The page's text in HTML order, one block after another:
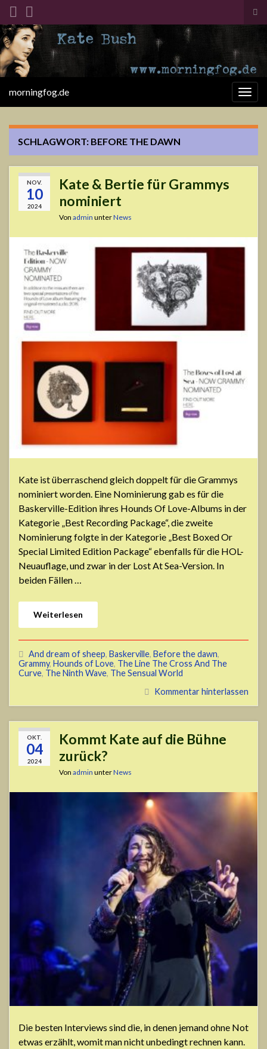
Search for:
morningfog.de
SCHLAGWORT: BEFORE THE DAWN
NOV.
10
2024
Kate & Bertie für Grammys
nominiert
Von admin unterNews
Kate ist überraschend gleich doppelt für die Grammys
nominiert worden. Eine Nominierung gab es für die
Baskerville-Edition ihres Hounds Of Love-Albums in der
Kategorie „Best Recording Package“, die zweite
Nominierung folgte in der Kategorie „Best Boxed Or
Special Limited Edition Package“ ebenfalls für die HOL-
Neuauflage, und zwar in der Lost At Sea-Version. In
beiden Fällen …
Weiterlesen
And dream of sheep, Baskerville, Before the dawn,
Grammy, Hounds of Love, The Line The Cross And The
Curve, The Ninth Wave, The Sensual World
Kommentar hinterlassen
OKT.
04
2024
Kommt Kate auf die Bühne
zurück?
Von admin unterNews
Die besten Interviews sind die, in denen jemand ohne Not
etwas erzählt, womit man nicht unbedingt rechnen kann.